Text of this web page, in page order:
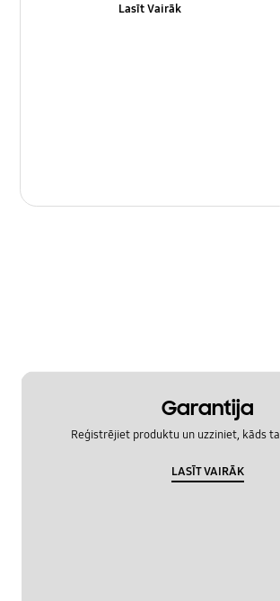
Lasīt Vairāk
Garantija
Reģistrējiet produktu un uzziniet, kāds
LASĪT VAIRĀK